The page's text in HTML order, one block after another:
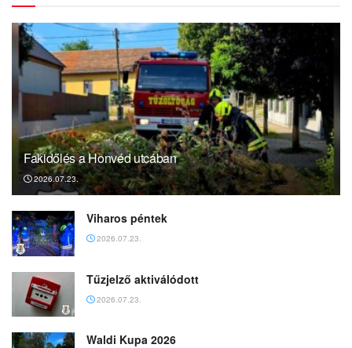
Fakidőlés a Honvéd utcában
2026.07.23.
Viharos péntek
2026.07.23.
Tűzjelző aktiválódott
2026.07.23.
Waldi Kupa 2026